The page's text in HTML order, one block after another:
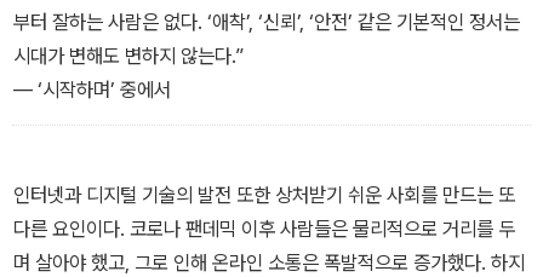
부터 잘하는 사람은 없다. ‘애착’, ‘신뢰’, ‘안전’ 같은 기본적인 정서는
시대가 변해도 변하지 않는다.”
― ‘시작하며’ 중에서
인터넷과 디지털 기술의 발전 또한 상처받기 쉬운 사회를 만드는 또
다른 요인이다. 코로나 팬데믹 이후 사람들은 물리적으로 거리를 두
며 살아야 했고, 그로 인해 온라인 소통은 폭발적으로 증가했다. 하지